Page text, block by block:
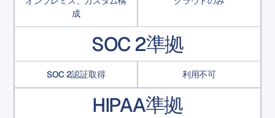
成
SOC 2準拠
SOC 2認証取得 利用不可
HIPAA準拠